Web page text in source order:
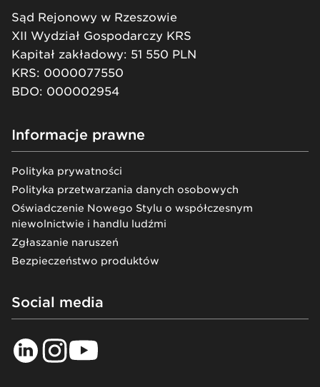
Sąd Rejonowy w Rzeszowie
XII Wydział Gospodarczy KRS
Kapitał zakładowy: 51 550 PLN
KRS: 0000077550
BDO: 000002954
Informacje prawne
Polityka prywatności
Polityka przetwarzania danych osobowych
Oświadczenie Nowego Stylu o współczesnym
niewolnictwie i handlu ludźmi
Zgłaszanie naruszeń
Bezpieczeństwo produktów
Social media